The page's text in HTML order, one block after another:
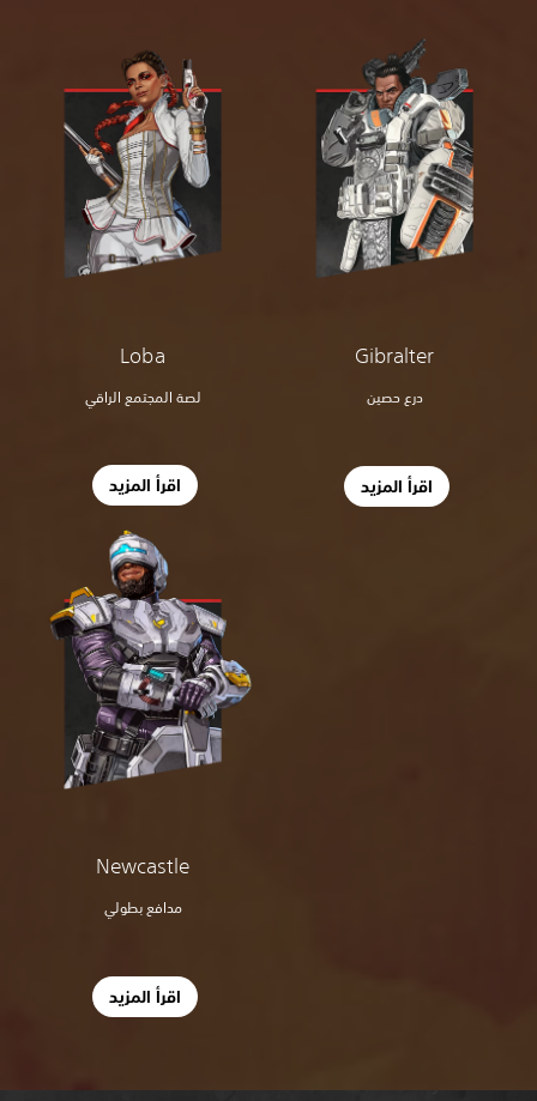
Loba
لصة المجتمع الراقي
اقرأ المزيد
Gibralter
درع حصين
اقرأ المزيد
Newcastle
مدافع بطولي
اقرأ المزيد